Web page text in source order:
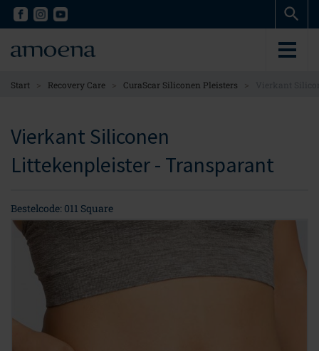
Skip
content
Skip
content
Start > Recovery Care > CuraScar Siliconen Pleisters >
Vierkant Siliconen
Littekenpleister - Transparant
Bestelcode: 011 Square